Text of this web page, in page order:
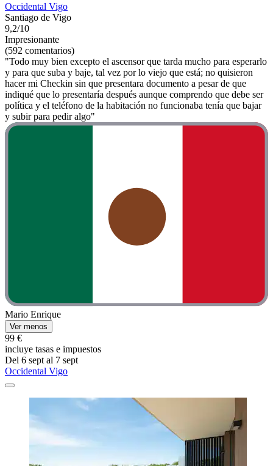
Occidental Vigo
Santiago de Vigo
9,2/10
Impresionante
(592 comentarios)
"Todo muy bien excepto el ascensor que tarda mucho para esperarlo
y para que suba y baje, tal vez por lo viejo que está; no quisieron
hacer mi Checkin sin que presentara documento a pesar de que
indiqué que lo presentaría después aunque comprendo que debe ser
política y el teléfono de la habitación no funcionaba tenía que bajar
y subir para pedir algo"
Mario Enrique
Ver menos
99 €
incluye tasas e impuestos
Del 6 sept al 7 sept
Occidental Vigo